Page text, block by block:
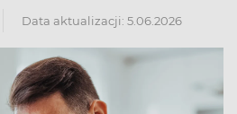
Data aktualizacji: 5.06.2026